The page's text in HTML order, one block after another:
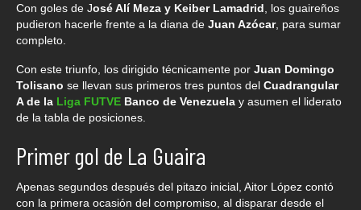
Con goles de José Alí Meza y Keiber Lamadrid , los guaireños
pudieron hacerle frente a la diana de Juan Azócar, para sumar
completo.
Con este triunfo, los dirigido técnicamente por Juan Domingo
Tolisano se llevan sus primeros tres puntos del Cuadrangular
A de la Liga FUTVE Banco de Venezuela y asumen el liderato
de la tabla de posiciones.
Primer gol de La Guaira
Apenas segundos después del pitazo inicial, Aitor López contó
con la primera ocasión del compromiso, al disparar desde el